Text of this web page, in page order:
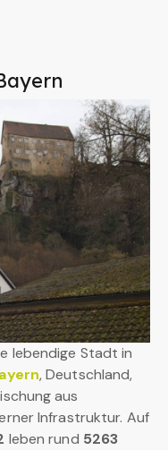
lebendige Stadt in
, Deutschland,
aus
Infrastruktur. Auf
leben rund 5263